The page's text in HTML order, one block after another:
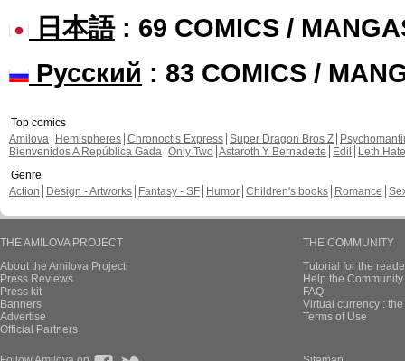
日本語: 69 COMICS /
Русский : 83 COMICS /
Top comics
Amilova
Hemispheres Chronoctis Express Super Dragon Bros Z
Bienvenidos A República Gada Only Two Astaroth Y Bernadette Edil
Leth Hate
Genre
Action
Design - Artworks Fantasy - SF Humor Children's books Romance
THE AMILOVA PROJECT
About the Amilova Project
Press Reviews
Press kit
Banners
Advertise
Official Partners
THE COMMUNITY
Tutorial for the
Help the
FAQ
Virtual currency :
Terms of Use